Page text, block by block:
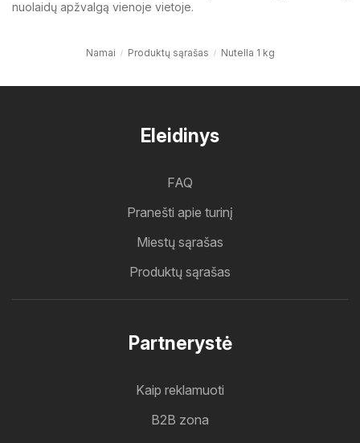
nuolaidų apžvalgą vienoje vietoje.
Namai Produktų sąrašas Nutella 1 kg
Eleidinys
FAQ
Pranešti apie turinį
Miestų sąrašas
Produktų sąrašas
Partnerystė
Kaip reklamuoti
B2B zona